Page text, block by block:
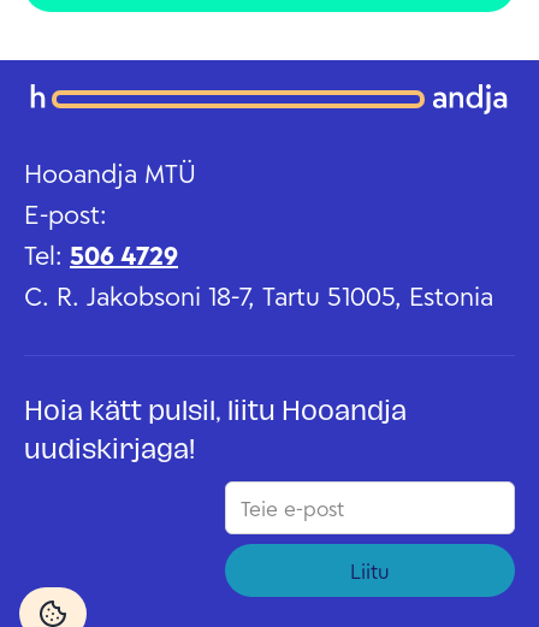
Hooandja MTÜ
E-post:
Tel: 506 4729
C. R. Jakobsoni 18-7, Tartu 51005, Estonia
Hoia kätt pulsil, liitu Hooandja
uudiskirjaga!
Liitu